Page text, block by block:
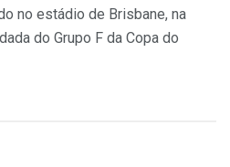
no estádio de Brisbane, na
do Grupo F da Copa do